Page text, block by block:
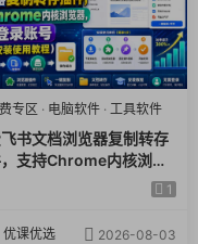
筛选和排序。更重要的
格、HTML或PDF报
业知识。
，可以放在U盘里，
专区 · 电脑软件 · 工具软件
书文档浏览器复制转存
支持Chrome内核浏览
无需登录账号（插件+安 1
优课优选 2026-08-03